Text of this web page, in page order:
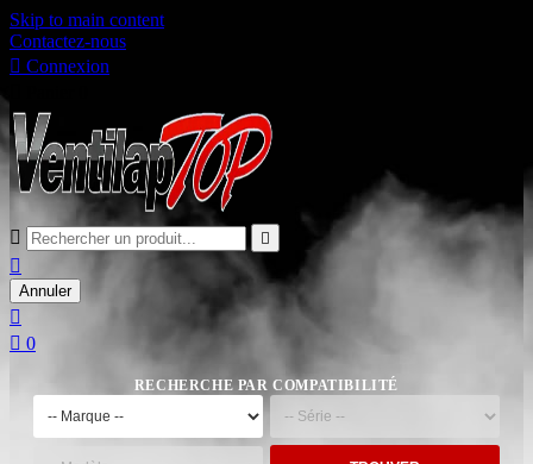
Skip to main content
Contactez-nous
 Connexion
 

Annuler

 0
RECHERCHE PAR COMPATIBILITÉ